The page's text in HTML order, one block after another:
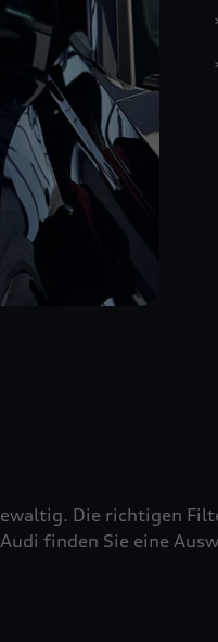
›
›
Die richtigen
finden Sie eine